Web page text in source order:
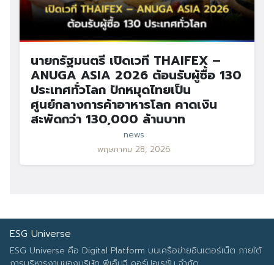
นายกรัฐมนตรี เปิดเวที THAIFEX –
ANUGA ASIA 2026 ต้อนรับผู้ซื้อ 130
ประเทศทั่วโลก ปักหมุดไทยเป็น
ศูนย์กลางการค้าอาหารโลก คาดเงิน
สะพัดกว่า 130,000 ล้านบาท
news
พฤษภาคม 28, 2026
ESG Universe
ESG Universe คือ Digital Platform บนเครือข่ายอินเตอร์เน็ต ภายใต้